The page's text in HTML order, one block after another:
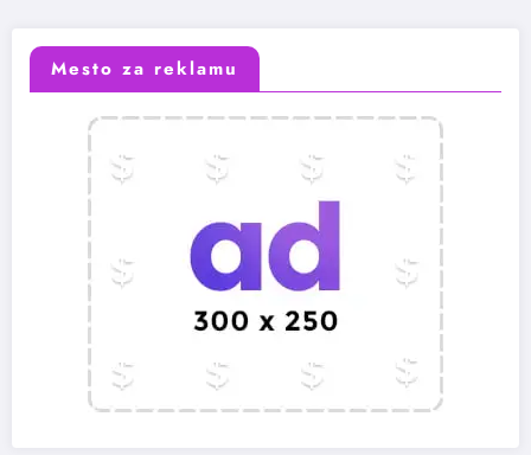
Mesto za reklamu